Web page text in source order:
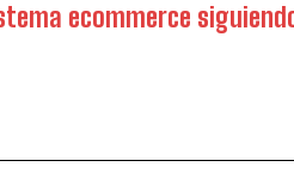
ecommerce